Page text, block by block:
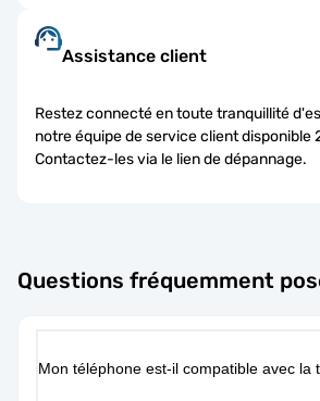
Assistance client
Restez connecté en toute tranquillité
notre équipe de service client disponible
Contactez-les via le lien de dépannage.
Questions fréquemment
Mon téléphone est-il compatible avec la